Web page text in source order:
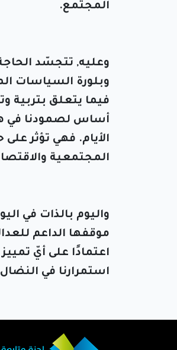
المجتمع.
وعليه, تتجسّد
وبلورة السياسات
فيما يتعلق بتربية
أساس لصمودنا في
الأيام. فهي تؤثر
المجتمعية
واليوم بالذات في
موقفها الداعم
اعتمادًا على أيّ
استمرارنا في